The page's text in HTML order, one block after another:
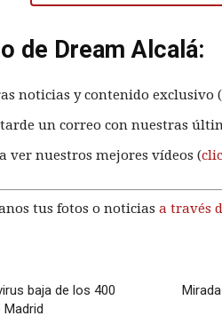
de Dream Alcalá:
noticias y contenido exclusivo (
tarde un correo con nuestras
ver nuestros mejores vídeos (
tus fotos o noticias a través
baja de los 400